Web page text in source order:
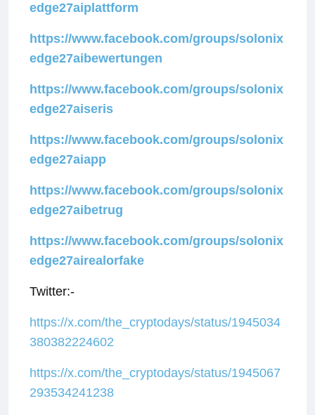
edge27aiplattform
https://www.facebook.com/groups/solonix
edge27aibewertungen
https://www.facebook.com/groups/solonix
edge27aiseris
https://www.facebook.com/groups/solonix
edge27aiapp
https://www.facebook.com/groups/solonix
edge27aibetrug
https://www.facebook.com/groups/solonix
edge27airealorfake
Twitter:-
https://x.com/the_cryptodays/status/1945034
380382224602
https://x.com/the_cryptodays/status/1945067
293534241238